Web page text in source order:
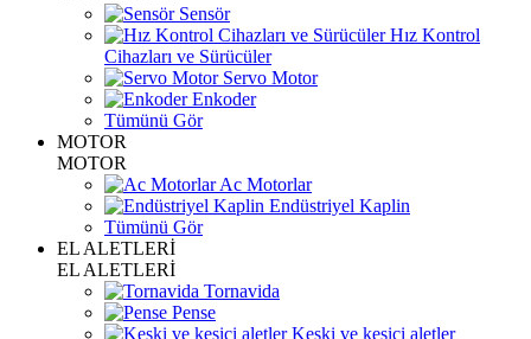
Sensör
Hız Kontrol
Cihazları ve Sürücüler
Servo Motor
Enkoder
Tümünü Gör
MOTOR
MOTOR
Ac Motorlar
Endüstriyel Kaplin
Tümünü Gör
EL ALETLERİ
EL ALETLERİ
Tornavida
Pense
Keski ve kesici aletler